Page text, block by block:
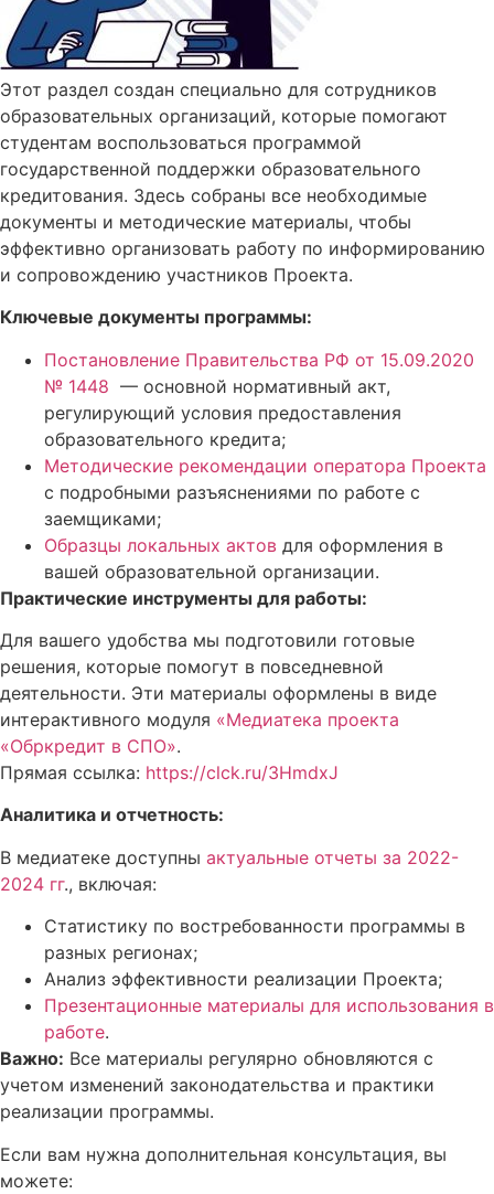
Этот раздел создан специально для сотрудников
образовательных организаций, которые помогают
студентам воспользоваться программой
государственной поддержки образовательного
кредитования. Здесь собраны все необходимые
документы и методические материалы, чтобы
эффективно организовать работу по информированию
и сопровождению участников Проекта.
Ключевые документы программы:
Постановление Правительства РФ от 15.09.2020
№ 1448 — основной нормативный акт,
регулирующий условия предоставления
образовательного кредита;
Методические рекомендации оператора Проекта
с подробными разъяснениями по работе с
заемщиками;
Образцы локальных актов для оформления в
вашей образовательной организации.
Практические инструменты для работы:
Для вашего удобства мы подготовили готовые
решения, которые помогут в повседневной
деятельности. Эти материалы оформлены в виде
интерактивного модуля «Медиатека проекта
«Обркредит в СПО».
Прямая ссылка: https://clck.ru/3HmdxJ
Аналитика и отчетность:
В медиатеке доступны актуальные отчеты за 2022-
2024 гг., включая:
Статистику по востребованности программы в
разных регионах;
Анализ эффективности реализации Проекта;
Презентационные материалы для использования в
работе.
Важно: Все материалы регулярно обновляются с
учетом изменений законодательства и практики
реализации программы.
Если вам нужна дополнительная консультация, вы
можете: